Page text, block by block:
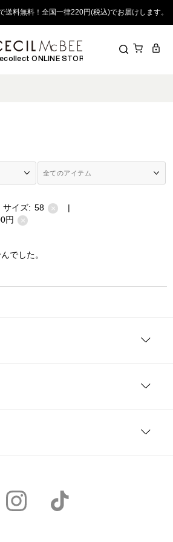
送料無料！全国一律220円(税込)でお届けします。
ONLINE STORE
サイズ: 58 ×
|
円 ×
でした。